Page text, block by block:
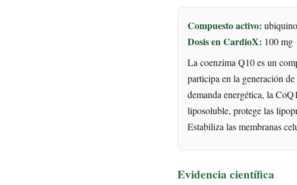
Compuesto activo:
Dosis en CardioX: 100 mg
La coenzima Q10 es un
participa en la generación
demanda energética, la
liposoluble, protege las
Estabiliza las membranas
Evidencia científica